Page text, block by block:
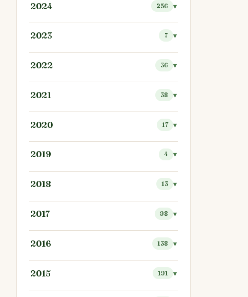
2024 256
2023 7
2022 36
2021 38
2020 17
2019 4
2018 13
2017 98
2016 138
2015 191